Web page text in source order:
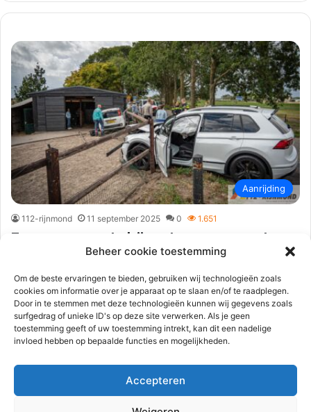
Beheer cookie toestemming
Om de beste ervaringen te bieden, gebruiken wij technologieën zoals
cookies om informatie over je apparaat op te slaan en/of te raadplegen.
Door in te stemmen met deze technologieën kunnen wij gegevens zoals
surfgedrag of unieke ID's op deze site verwerken. Als je geen
toestemming geeft of uw toestemming intrekt, kan dit een nadelige
invloed hebben op bepaalde functies en mogelijkheden.
Accepteren
Aanrijding
112-rijnmond 11 september 2025 0 1.651
Zwaargewonde bij verkeersongeval,
voertuigen eindigen in renbaan voor
paarden | Rustenburgstraat
Puttershoek.
Puttershoek – Op de Rustenburgstraat vond
donderdagmiddag 11 september een auto-ongeluk plaats.